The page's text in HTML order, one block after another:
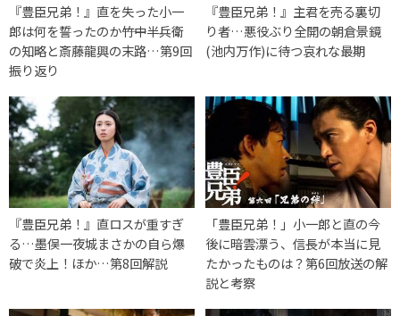
『豊臣兄弟！』直を失った小一
郎は何を誓ったのか――竹中半兵衛
の知略と斎藤龍興の末路…第9回
振り返り
『豊臣兄弟！』主君を売る裏切
り者…悪役ぶり全開の朝倉景鏡
(池内万作)に待つ哀れな最期
『豊臣兄弟！』直ロスが重すぎ
る…墨俣一夜城まさかの自ら爆
破で炎上！ほか…第8回解説
「豊臣兄弟！」小一郎と直の今
後に暗雲漂う、信長が本当に見
たかったものは？第6回放送の解
説と考察